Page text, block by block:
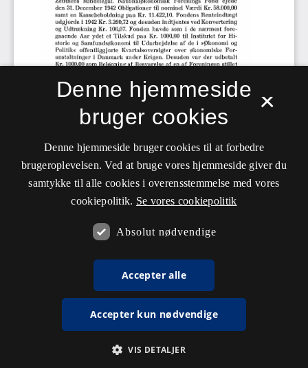
×
Denne hjemmeside
bruger cookies
Denne hjemmeside bruger cookies til at forbedre
brugeroplevelsen. Ved at bruge vores hjemmeside giver du
samtykke til alle cookies i overensstemmelse med vores
cookiepolitik. Se vores cookiepolitik
Absolut nødvendige
Accepter alle
Accepter kun nødvendige
VIS DETALJER